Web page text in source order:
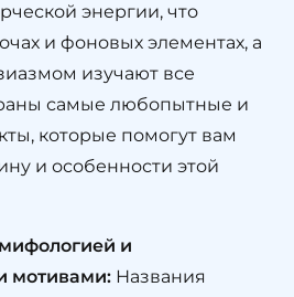
энергии, что
и фоновых элементах, а
изучают все
самые любопытные и
которые помогут вам
и особенности этой
и
мотивами: Названия